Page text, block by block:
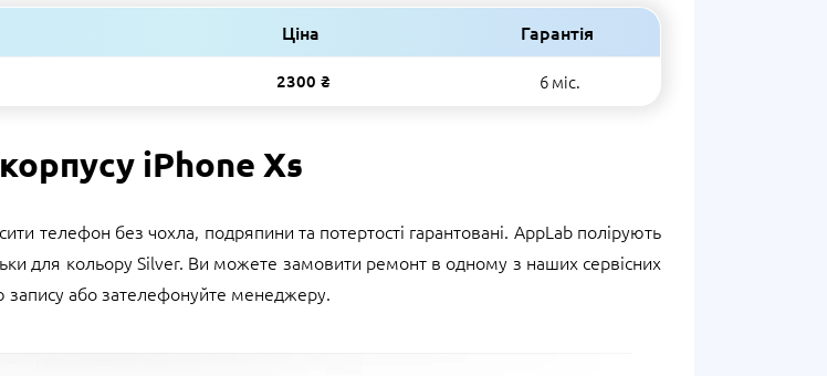
Ціна Гарантія
2300 ₴ 6 міс.
iPhone Xs
телефон без чохла, подряпини та потертості гарантовані. AppLab полірують
для кольору Silver. Ви можете замовити ремонт в одному з наших сервісних
запису або зателефонуйте менеджеру.